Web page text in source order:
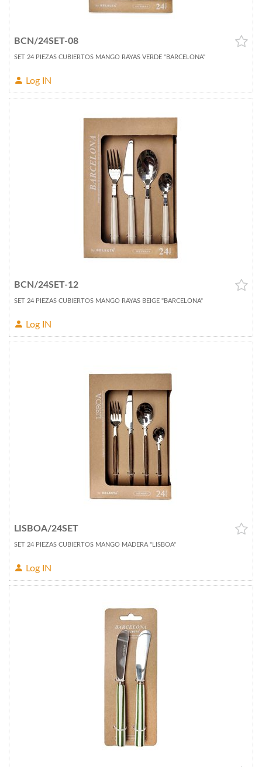
BCN/24SET-08
SET 24 PIEZAS CUBIERTOS MANGO RAYAS VERDE "BARCELONA"
Log IN
BCN/24SET-12
SET 24 PIEZAS CUBIERTOS MANGO RAYAS BEIGE "BARCELONA"
Log IN
LISBOA/24SET
SET 24 PIEZAS CUBIERTOS MANGO MADERA "LISBOA"
Log IN